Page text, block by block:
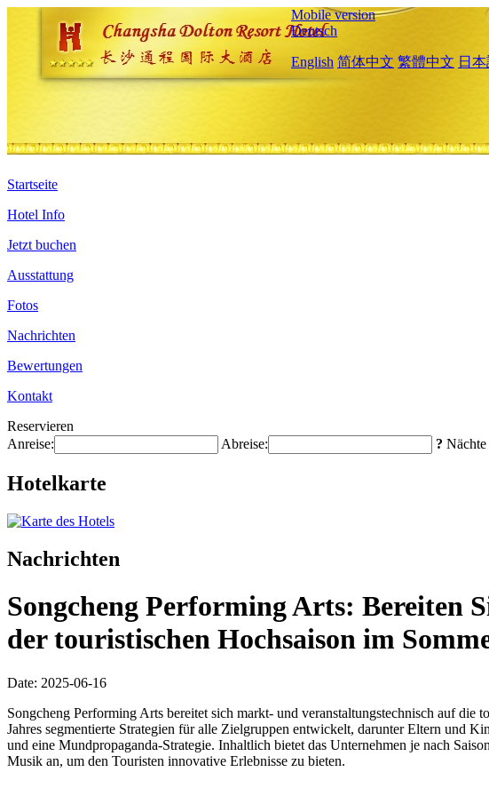
Mobile version
Deutsch
English 简体中文 繁體中文 日
Startseite
Hotel Info
Jetzt buchen
Ausstattung
Fotos
Nachrichten
Bewertungen
Kontakt
Reservieren
Anreise:
Abreise: ? Nächte
Hotelkarte
Nachrichten
Songcheng Performing Arts: Bereiten
der touristischen Hochsaison im
Date: 2025-06-16
Songcheng Performing Arts bereitet sich markt- und veranstaltungstechnisch auf
Jahres segmentierte Strategien für alle Zielgruppen entwickelt, darunter Eltern und
und eine Mundpropaganda-Strategie. Inhaltlich bietet das Unternehmen je nach
Musik an, um den Touristen innovative Erlebnisse zu bieten.